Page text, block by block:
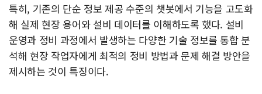
특히, 기존의 단순 정보 제공 수준의 챗봇에서 기능을 고도화
해 실제 현장 용어와 설비 데이터를 이해하도록 했다. 설비
운영과 정비 과정에서 발생하는 다양한 기술 정보를 통합 분
석해 현장 작업자에게 최적의 정비 방법과 문제 해결 방안을
제시하는 것이 특징이다.